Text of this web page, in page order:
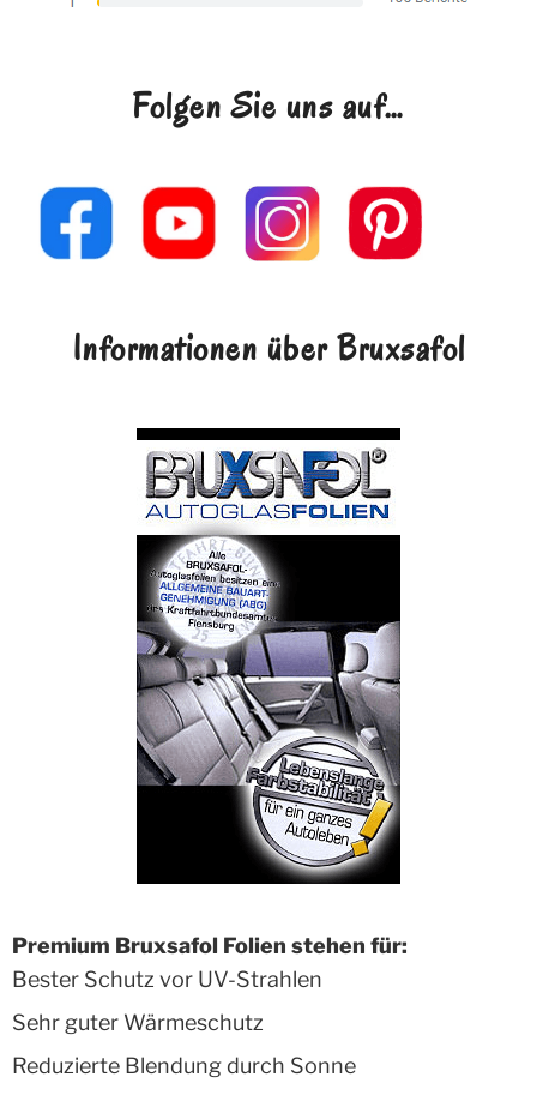
Folgen Sie uns auf…
Informationen über Bruxsafol
Premium Bruxsafol Folien stehen für:
Bester Schutz vor UV-Strahlen
Sehr guter Wärmeschutz
Reduzierte Blendung durch Sonne